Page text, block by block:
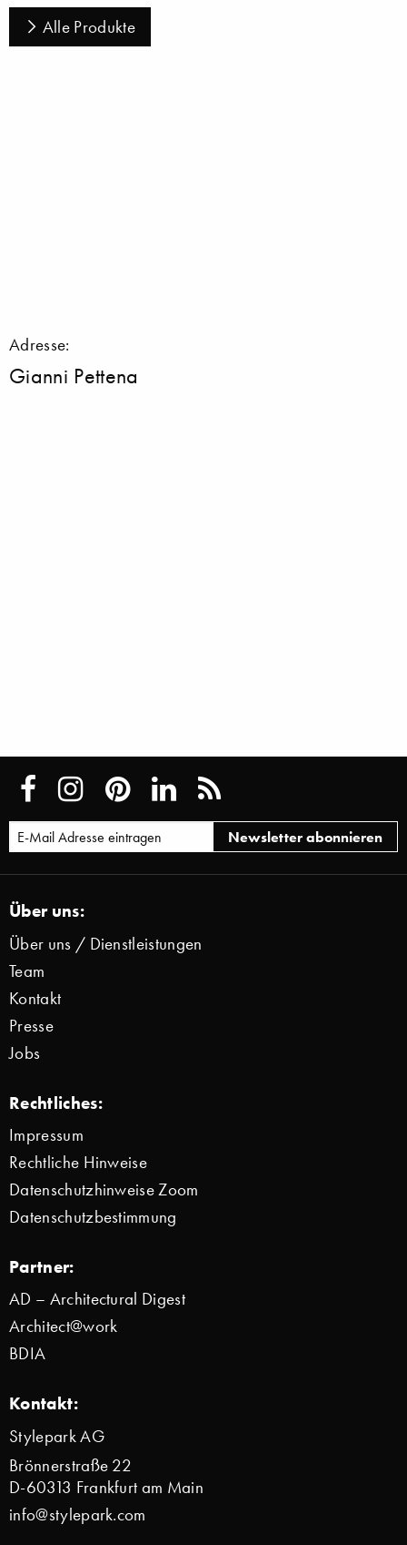
Alle Produkte
Adresse:
Gianni Pettena
Über uns:
Über uns / Dienstleistungen
Team
Kontakt
Presse
Jobs
Rechtliches:
Impressum
Rechtliche Hinweise
Datenschutzhinweise Zoom
Datenschutzbestimmung
Partner:
AD – Architectural Digest
Architect@work
BDIA
Kontakt:
Stylepark AG
Brönnerstraße 22
D-60313 Frankfurt am Main
info@stylepark.com